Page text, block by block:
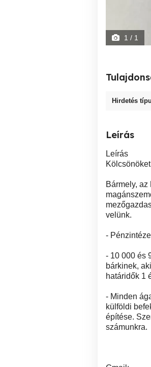
1 / 1
Hirdetés
Leírás
Leírás
Bármely,
velünk.
-
- 10 000 és
bárkinek,
határidők 1
- Minden
külföldi
építése.
számunkra.